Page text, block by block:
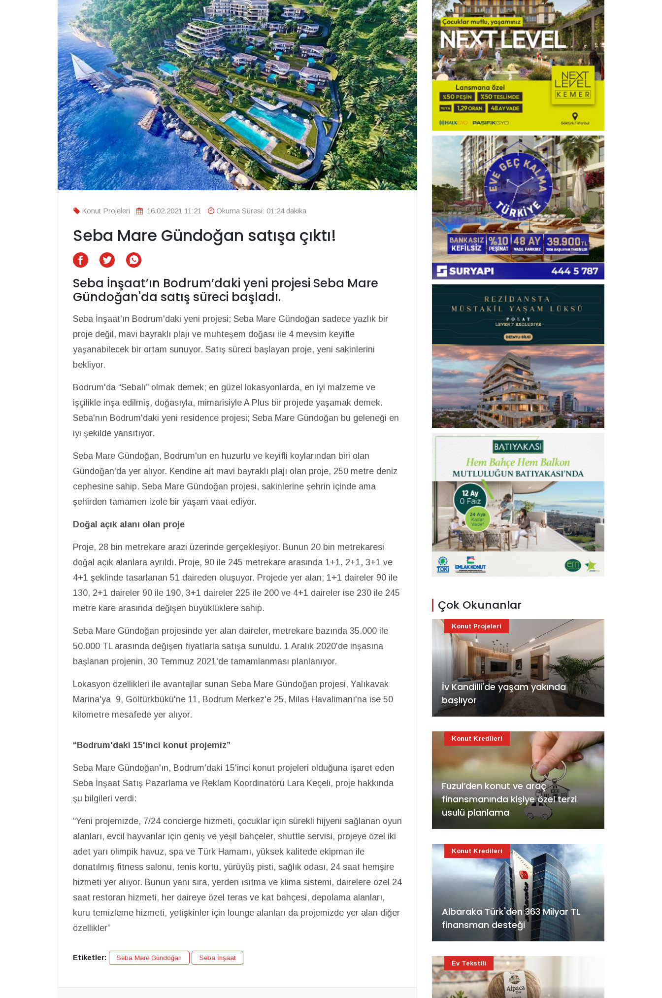
Konut Projeleri 16.02.2021 11:21 Okuma Süresi: 01:24 dakika
Seba Mare Gündoğan satışa çıktı!
Seba İnşaat’ın Bodrum’daki yeni projesi Seba Mare
Gündoğan'da satış süreci başladı.
Seba İnşaat'ın Bodrum'daki yeni projesi; Seba Mare Gündoğan sadece yazlık bir
proje değil, mavi bayraklı plajı ve muhteşem doğası ile 4 mevsim keyifle
yaşanabilecek bir ortam sunuyor. Satış süreci başlayan proje, yeni sakinlerini
bekliyor.
Bodrum'da “Sebalı” olmak demek; en güzel lokasyonlarda, en iyi malzeme ve
işçilikle inşa edilmiş, doğasıyla, mimarisiyle A Plus bir projede yaşamak demek.
Seba'nın Bodrum'daki yeni residence projesi; Seba Mare Gündoğan bu geleneği en
iyi şekilde yansıtıyor.
Seba Mare Gündoğan, Bodrum'un en huzurlu ve keyifli koylarından biri olan
Gündoğan'da yer alıyor. Kendine ait mavi bayraklı plajı olan proje, 250 metre deniz
cephesine sahip. Seba Mare Gündoğan projesi, sakinlerine şehrin içinde ama
şehirden tamamen izole bir yaşam vaat ediyor.
Doğal açık alanı olan proje
Proje, 28 bin metrekare arazi üzerinde gerçekleşiyor. Bunun 20 bin metrekaresi
doğal açık alanlara ayrıldı. Proje, 90 ile 245 metrekare arasında 1+1, 2+1, 3+1 ve
4+1 şeklinde tasarlanan 51 daireden oluşuyor. Projede yer alan; 1+1 daireler 90 ile
130, 2+1 daireler 90 ile 190, 3+1 daireler 225 ile 200 ve 4+1 daireler ise 230 ile 245
metre kare arasında değişen büyüklüklere sahip.
Seba Mare Gündoğan projesinde yer alan daireler, metrekare bazında 35.000 ile
50.000 TL arasında değişen fiyatlarla satışa sunuldu. 1 Aralık 2020'de inşasına
başlanan projenin, 30 Temmuz 2021'de tamamlanması planlanıyor.
Lokasyon özellikleri ile avantajlar sunan Seba Mare Gündoğan projesi, Yalıkavak
Marina'ya 9, Göltürkbükü'ne 11, Bodrum Merkez'e 25, Milas Havalimanı'na ise 50
kilometre mesafede yer alıyor.
“Bodrum'daki 15'inci konut projemiz”
Seba Mare Gündoğan'ın, Bodrum'daki 15'inci konut projeleri olduğuna işaret eden
Seba İnşaat Satış Pazarlama ve Reklam Koordinatörü Lara Keçeli, proje hakkında
şu bilgileri verdi:
“Yeni projemizde, 7/24 concierge hizmeti, çocuklar için sürekli hijyeni sağlanan oyun
alanları, evcil hayvanlar için geniş ve yeşil bahçeler, shuttle servisi, projeye özel iki
adet yarı olimpik havuz, spa ve Türk Hamamı, yüksek kalitede ekipman ile
donatılmış fitness salonu, tenis kortu, yürüyüş pisti, sağlık odası, 24 saat hemşire
hizmeti yer alıyor. Bunun yanı sıra, yerden ısıtma ve klima sistemi, dairelere özel 24
saat restoran hizmeti, her daireye özel teras ve kat bahçesi, depolama alanları,
kuru temizleme hizmeti, yetişkinler için lounge alanları da projemizde yer alan diğer
özellikler”
Etiketler: Seba Mare Gündoğan Seba İnşaat
Çok Okunanlar
İv Kandilli'de yaşam yakında
başlıyor
Konut Projeleri
Fuzul’den konut ve araç
finansmanında kişiye özel terzi
usulü planlama
Konut Kredileri
Albaraka Türk'den 363 Milyar TL
finansman desteği
Konut Kredileri
Ev Tekstili